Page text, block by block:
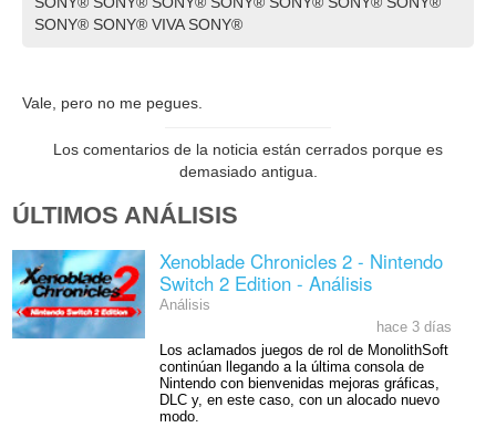
SONY® SONY® VIVA SONY®
Vale, pero no me pegues.
Los comentarios de la noticia están cerrados porque es
demasiado antigua.
ÚLTIMOS ANÁLISIS
Xenoblade Chronicles 2 - Nintendo
Switch 2 Edition - Análisis
Análisis
hace 3 días
Los aclamados juegos de rol de MonolithSoft
continúan llegando a la última consola de
Nintendo con bienvenidas mejoras gráficas,
DLC y, en este caso, con un alocado nuevo
modo.